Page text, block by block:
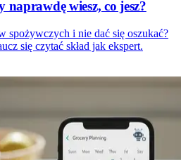
wiesz, co jesz?
spożywczych i nie dać się oszukać?
się czytać skład jak ekspert.